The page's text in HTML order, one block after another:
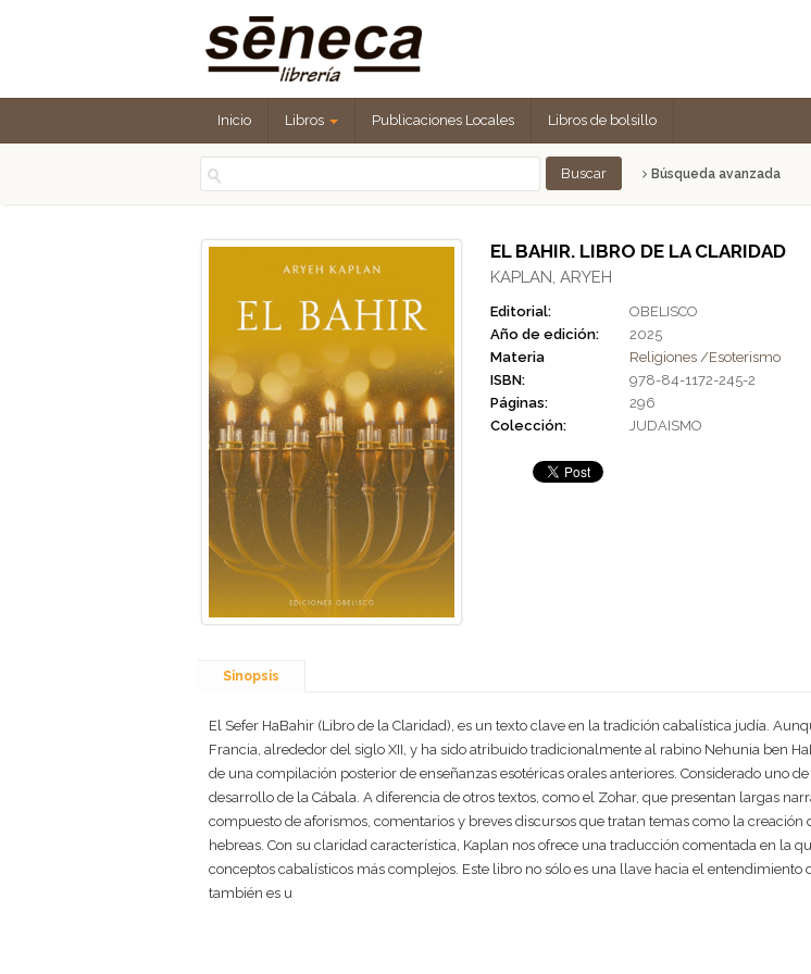
Inicio Libros Publicaciones Locales Libros de bolsillo
Búsqueda avanzada
EL BAHIR. LIBRO DE LA CLARIDAD
KAPLAN, ARYEH
Editorial:
OBELISCO
Año de edición:
2025
Materia
Religiones /Esoterismo
ISBN:
978-84-1172-245-2
Páginas:
296
Colección:
JUDAISMO
Sinopsis
El Sefer HaBahir (Libro de la Claridad), es un texto clave en la tradición cabalística judía.
Francia, alrededor del siglo XII, y ha sido atribuido tradicionalmente al rabino Nehunia ben
de una compilación posterior de enseñanzas esotéricas orales anteriores. Considerado uno
desarrollo de la Cábala. A diferencia de otros textos, como el Zohar, que presentan largas
compuesto de aforismos, comentarios y breves discursos que tratan temas como la
hebreas. Con su claridad característica, Kaplan nos ofrece una traducción comentada en la
conceptos cabalísticos más complejos. Este libro no sólo es una llave hacia el
también es u